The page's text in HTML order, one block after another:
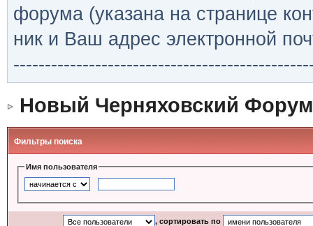
форума (указана на странице
ник и Ваш адрес электронной
Новый Черняховский Форум
Фильтры поиска
Имя пользователя
, сортировать по